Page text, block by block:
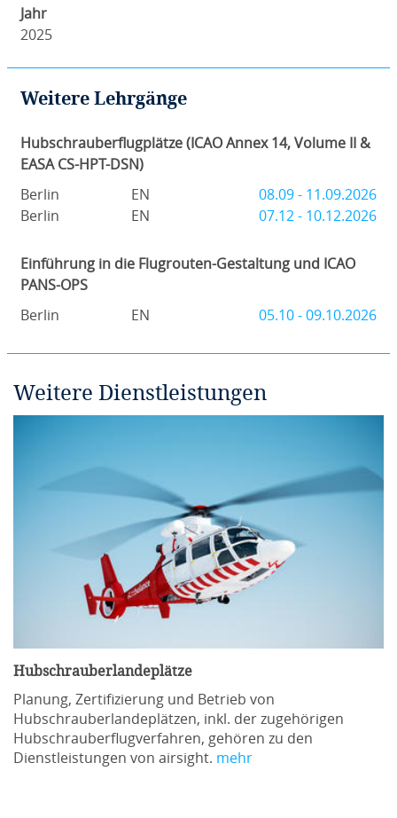
Jahr
2025
Weitere Lehrgänge
Hubschrauberflugplätze (ICAO Annex 14, Volume II &
EASA CS-HPT-DSN)
Berlin
EN
08.09 - 11.09.2026
Berlin
EN 07.12 - 10.12.2026
Einführung in die Flugrouten-Gestaltung und ICAO
PANS-OPS
Berlin
EN 05.10 - 09.10.2026
Weitere Dienstleistungen
Hubschrauberlandeplätze
Planung, Zertifizierung und Betrieb von
Hubschrauberlandeplätzen, inkl. der zugehörigen
Hubschrauberflugverfahren, gehören zu den
Dienstleistungen von airsight. mehr